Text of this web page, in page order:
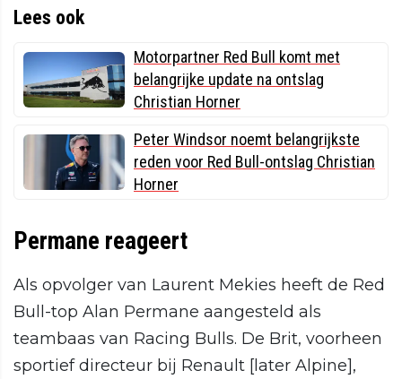
Lees ook
Motorpartner Red Bull komt met
belangrijke update na ontslag
Christian Horner
Peter Windsor noemt belangrijkste
reden voor Red Bull-ontslag Christian
Horner
Permane reageert
Als opvolger van Laurent Mekies heeft de Red
Bull-top Alan Permane aangesteld als
teambaas van Racing Bulls. De Brit, voorheen
sportief directeur bij Renault [later Alpine],